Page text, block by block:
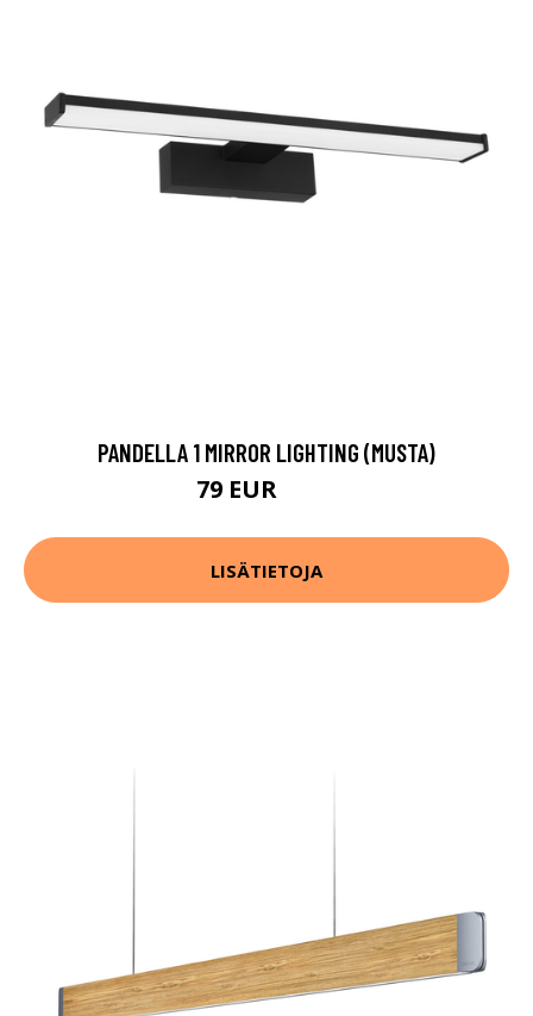
PANDELLA 1 MIRROR LIGHTING (MUSTA)
79 EUR
LISÄTIETOJA